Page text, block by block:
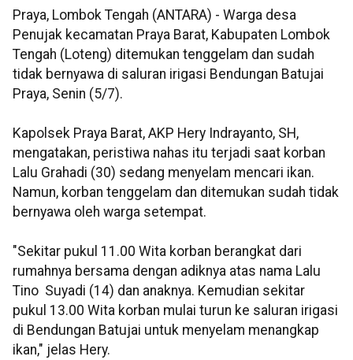
Praya, Lombok Tengah (ANTARA) - Warga desa
Penujak kecamatan Praya Barat, Kabupaten Lombok
Tengah (Loteng) ditemukan tenggelam dan sudah
tidak bernyawa di saluran irigasi Bendungan Batujai
Praya, Senin (5/7).
Kapolsek Praya Barat, AKP Hery Indrayanto, SH,
mengatakan, peristiwa nahas itu terjadi saat korban
Lalu Grahadi (30) sedang menyelam mencari ikan.
Namun, korban tenggelam dan ditemukan sudah tidak
bernyawa oleh warga setempat.
"Sekitar pukul 11.00 Wita korban berangkat dari
rumahnya bersama dengan adiknya atas nama Lalu
Tino Suyadi (14) dan anaknya. Kemudian sekitar
pukul 13.00 Wita korban mulai turun ke saluran irigasi
di Bendungan Batujai untuk menyelam menangkap
ikan," jelas Hery.